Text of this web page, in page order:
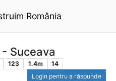
România
Suceava
123 1.4m
14
Login pentru a răspunde